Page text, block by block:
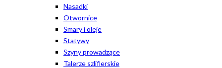
Nasadki
Otwornice
Smary i oleje
Statywy
Szyny prowadzące
Talerze szlifierskie